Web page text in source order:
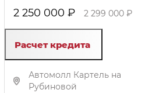
2 250 000 ₽ 2 299 000 ₽
Расчет кредита
Автомолл Картель на
Рубиновой